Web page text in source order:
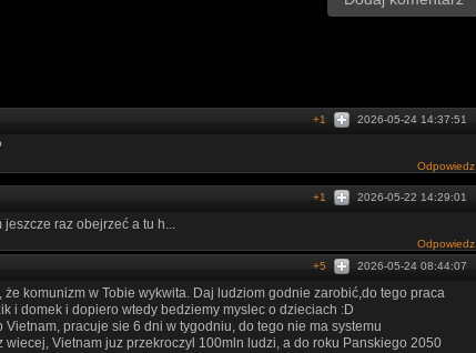
2026-05-24 14:37:51
+1
Odpowiedz
2026-05-22 14:29:01
+1
raz obejrzeć a tu h...
Odpowiedz
2026-05-24 08:44:07
+5
komunizm w Tobie wykwita. Daj ludziom godnie zarobić,do tego praca
i domek i dopiero wtedy bedziemy myslec o dzieciach :D
pracuje sie 6 dni w tygodniu, do tego nie ma systemu
Vietnam juz przekroczyl 100mln ludzi, a do roku Panskiego 2050